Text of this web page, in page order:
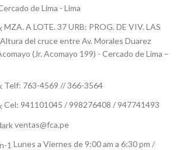
de Lima - Lima
MZA. A LOTE. 37 URB: PROG. DE VIV. LAS
del cruce entre Av. Morales Duarez
(Jr. Acomayo 199) - Cercado de Lima –
Telf: 763-4569 // 366-3564
Cel: 941101045 / 998276408 / 947741493
ventas@fca.pe
Lunes a Viernes de 9:00 am a 6:30 pm /